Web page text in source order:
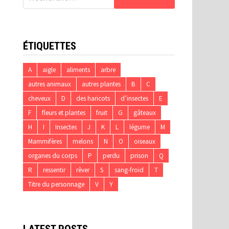
ÉTIQUETTES
A aigle aliments
arbre
autres animaux
autres plantes B
C
cheveux
D des haricots d’insectes
E
F
fleurs et plantes fruit G
gâteaux
H
I Insectes J K L légume
M
Mammifères
melons N O
oiseaux
organes du corps
P perdu prison
Q
R
ressentir rêver S sang-froid
T
Titre du personnage
V Y